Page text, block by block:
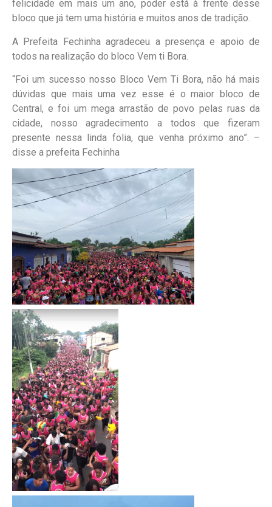
felicidade em mais um ano, poder está à frente desse
bloco que já tem uma história e muitos anos de tradição.
A Prefeita Fechinha agradeceu a presença e apoio de
todos na realização do bloco Vem ti Bora.
“Foi um sucesso nosso Bloco Vem Ti Bora, não há mais
dúvidas que mais uma vez esse é o maior bloco de
Central, e foi um mega arrastão de povo pelas ruas da
cidade, nosso agradecimento a todos que fizeram
presente nessa linda folia, que venha próximo ano”. –
disse a prefeita Fechinha